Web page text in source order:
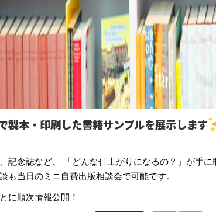
製本・印刷した書籍サンプルを展示します
記念誌など、 「どんな仕上がりになるの？」が手に
も当日のミニ自費出版相談会で可能です。
に順次情報公開！